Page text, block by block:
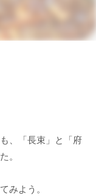
、「長束」と「府
。
みよう。